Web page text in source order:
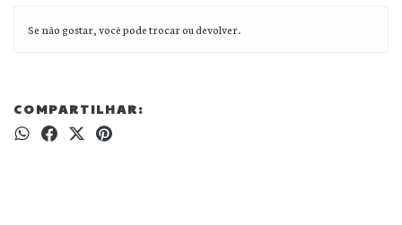
Se não gostar, você pode trocar ou devolver.
COMPARTILHAR: